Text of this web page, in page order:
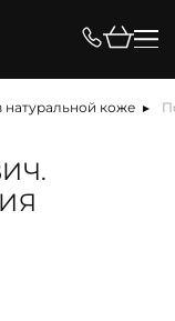
натуральной коже